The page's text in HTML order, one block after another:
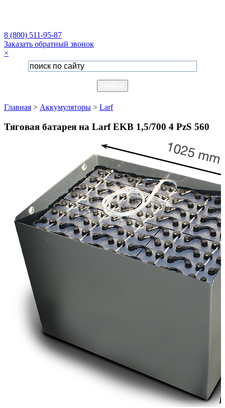
8 (800) 511-95-87
Заказать обратный звонок
×
Главная > Аккумуляторы > Larf
Тяговая батарея на Larf EKB 1,5/700 4 PzS 560